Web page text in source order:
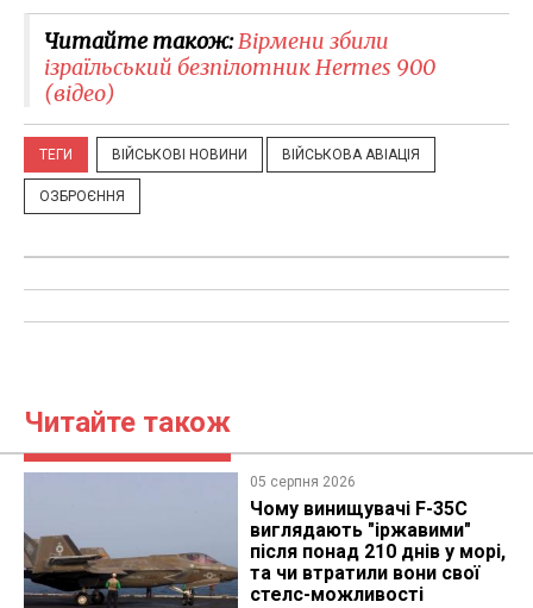
Читайте також:Вірмени збили
ізраїльський безпілотник Hermes 900
(відео)
ТЕГИ ВІЙСЬКОВІ НОВИНИ ВІЙСЬКОВА АВІАЦІЯ
ОЗБРОЄННЯ
Читайте також
05 серпня 2026
Чому винищувачі F-35C
виглядають "іржавими"
після понад 210 днів у морі,
та чи втратили вони свої
стелс-можливості